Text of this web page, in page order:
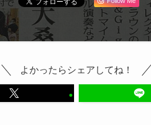
よかったらシェアしてね！